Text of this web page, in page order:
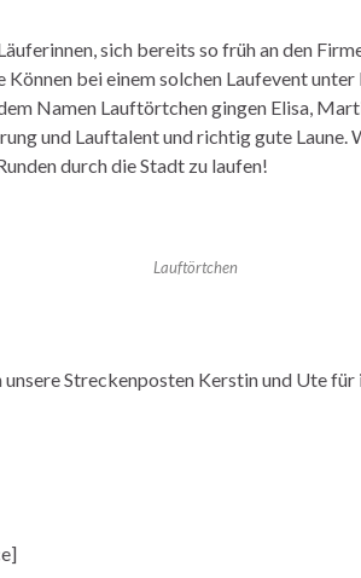
sich bereits so früh an den
Können bei einem solchen Laufevent
Namen Lauftörtchen gingen Elisa,
und Lauftalent und richtig gute Laune.
durch die Stadt zu laufen!
Lauftörtchen
unsere Streckenposten Kerstin und Ute